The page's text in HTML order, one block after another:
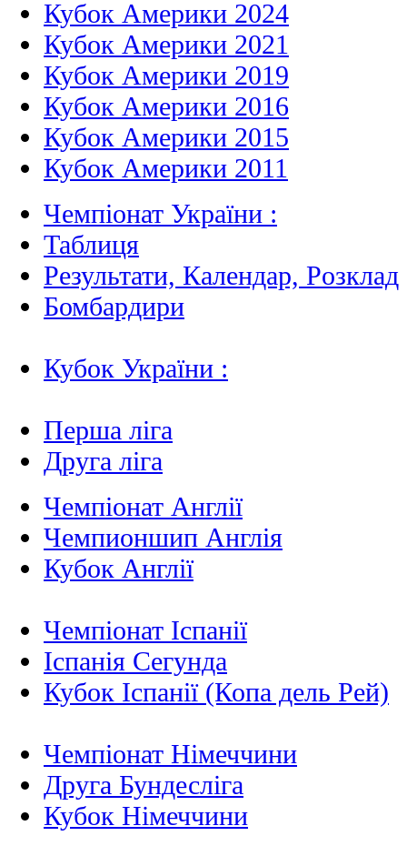
Кубок Америки 2024
Кубок Америки 2021
Кубок Америки 2019
Кубок Америки 2016
Кубок Америки 2015
Кубок Америки 2011
Чемпіонат України :
Таблиця
Результати, Календар, Poзклад
Бомбардири
Кубок України :
Перша ліга
Друга ліга
Чемпіонат Англії
Чемпионшип Англія
Кубок Англії
Чемпіонат Іспанії
Іспанія Сегунда
Кубок Іспанії (Копа дель Рей)
Чемпіонат Німеччини
Друга Бундесліга
Кубок Німеччини